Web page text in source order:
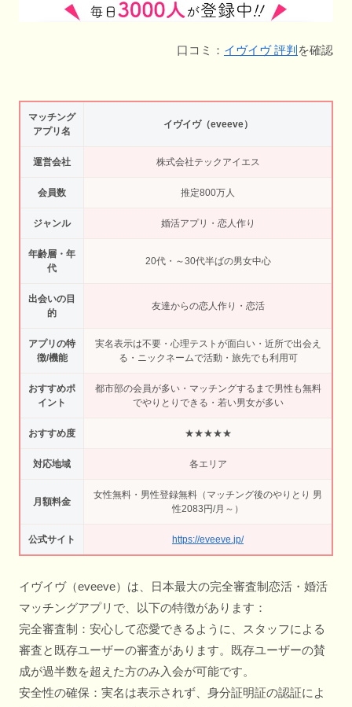
口コミ： イヴイヴ 評判 を確認
マッチング
アプリ名
イヴイヴ（eveeve）
運営会社 株式会社テックアイエス
会員数 推定800万人
ジャンル 婚活アプリ・恋人作り
年齢層・年
代
20代・～30代半ばの男女中心
出会いの目
的
友達からの恋人作り・恋活
アプリの特
徴/機能
実名表示は不要・心理テストが面白い・近所で出会え
る・ニックネームで活動・旅先でも利用可
おすすめポ
イント
都市部の会員が多い・マッチングするまで男性も無料
でやりとりできる・若い男女が多い
おすすめ度 ★★★★★
対応地域 各エリア
月額料金
女性無料・男性登録無料（マッチング後のやりとり 男
性2083円/月～）
公式サイト https://eveeve.jp/
イヴイヴ（eveeve）は、日本最大の完全審査制恋活・婚活
マッチングアプリで、以下の特徴があります：
完全審査制：安心して恋愛できるように、スタッフによる
審査と既存ユーザーの審査があります。既存ユーザーの賛
成が過半数を超えた方のみ入会が可能です。
安全性の確保：実名は表示されず、身分証明証の認証によ